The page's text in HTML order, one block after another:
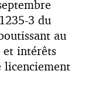
3 du
au
et intérêts
licenciement